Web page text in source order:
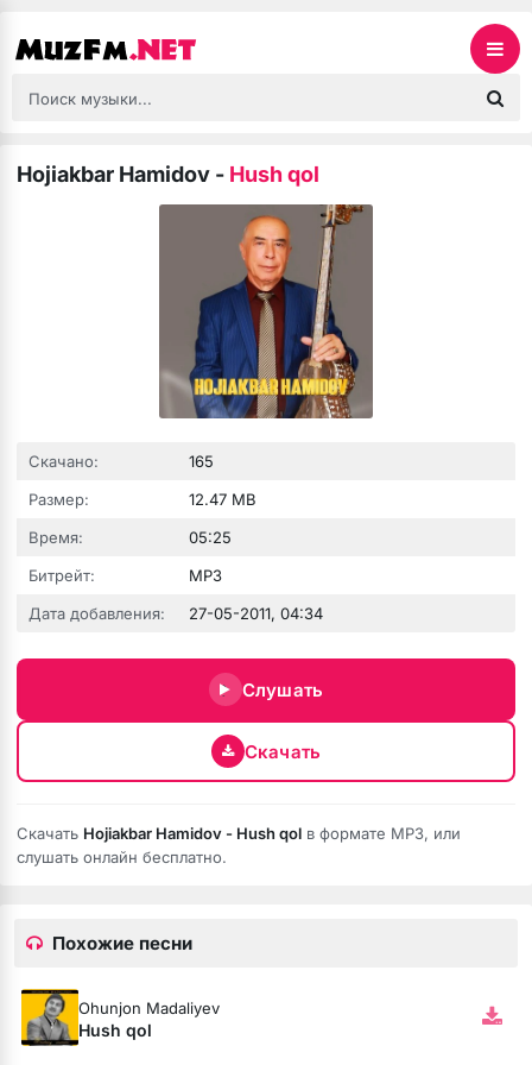
Hojiakbar Hamidov - Hush qol
Скачано:
165
Размер:
12.47 MB
Время:
05:25
Битрейт:
MP3
Дата добавления:
27-05-2011, 04:34
Слушать
Скачать
Скачать Hojiakbar Hamidov - Hush qol в формате MP3, или
слушать онлайн бесплатно.
Похожие песни
Ohunjon Madaliyev
Hush qol